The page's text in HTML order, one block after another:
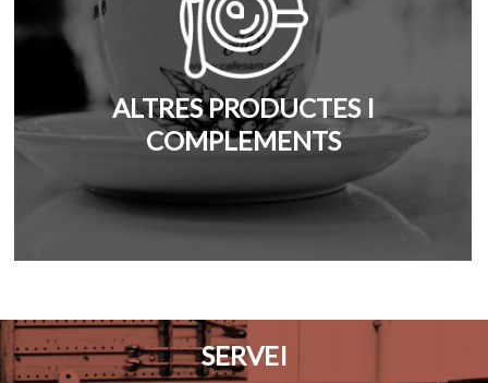
ALTRES PRODUCTES I
COMPLEMENTS
SERVEI